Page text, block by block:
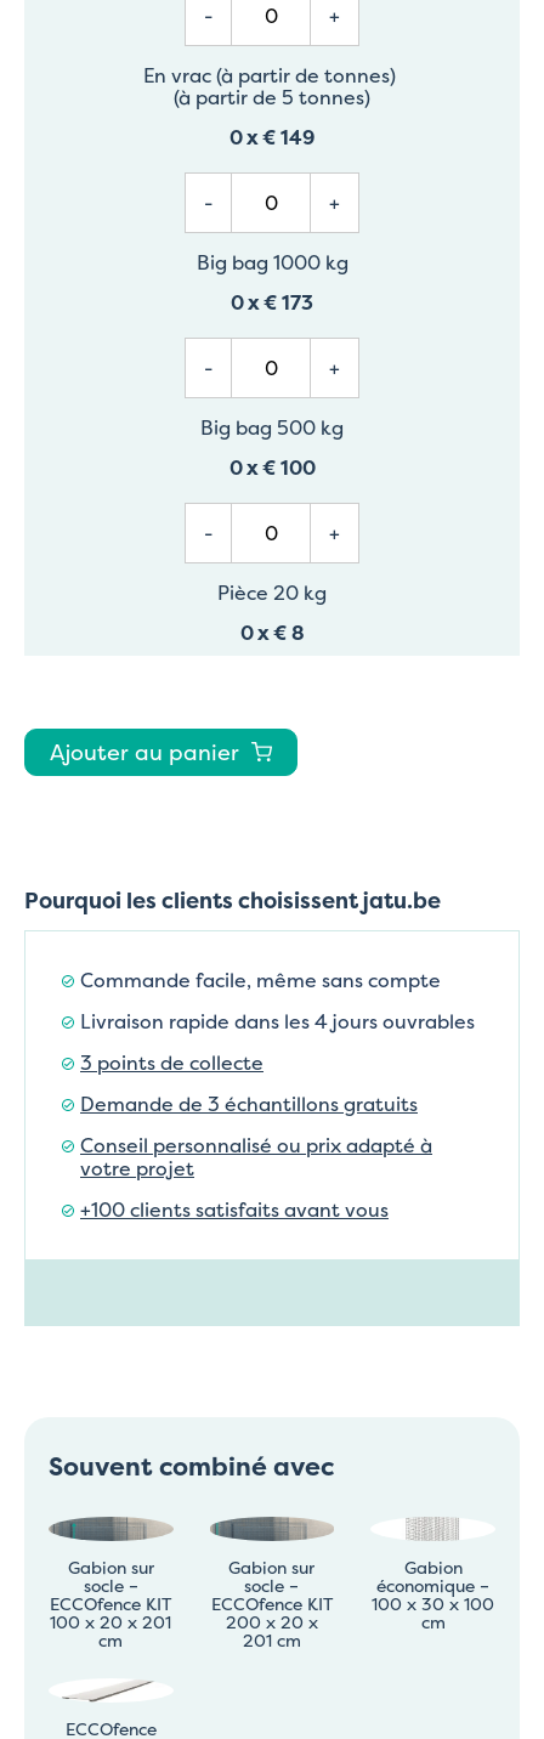
- +
En vrac (à partir de tonnes)
(à partir de 5 tonnes)
0x€ 149
- +
Big bag 1000 kg
0x€ 173
- +
Big bag 500 kg
0x€ 100
- +
Pièce 20 kg
0x€ 8
Ajouter au panier
Pourquoi les clients choisissent jatu.be
Commande facile, même sans compte
Livraison rapide dans les 4 jours ouvrables
3 points de collecte
Demande de 3 échantillons gratuits
Conseil personnalisé ou prix adapté à
votre projet
+100 clients satisfaits avant vous
Souvent combiné avec
Gabion sur
socle –
ECCOfence KIT
100 x 20 x 201
cm
Gabion sur
socle –
ECCOfence KIT
200 x 20 x
201 cm
Gabion
économique –
100 x 30 x 100
cm
ECCOfence